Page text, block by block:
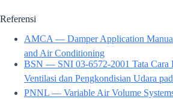
Referensi
AMCA — Damper Application
and Air Conditioning
BSN — SNI 03-6572-2001 Tata Cara
Ventilasi dan Pengkondisian Udara
PNNL — Variable Air Volume